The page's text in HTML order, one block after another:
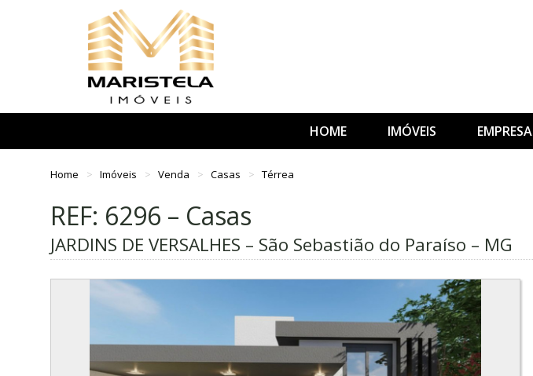
HOME IMÓVEIS EMPRESA
Home Imóveis Venda Casas Térrea
REF: 6296 – Casas
JARDINS DE VERSALHES – São Sebastião do Paraíso – MG